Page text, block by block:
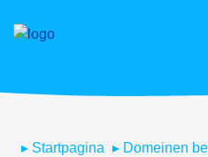
Startpagina
Domeinen